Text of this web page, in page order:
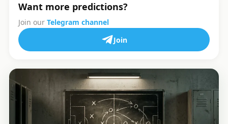
Want more predictions?
Join our Telegram channel
Join